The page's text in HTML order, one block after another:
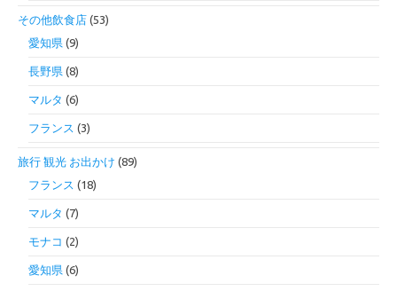
その他飲食店 (53)
愛知県 (9)
長野県 (8)
マルタ (6)
フランス (3)
旅行 観光 お出かけ (89)
フランス (18)
マルタ (7)
モナコ (2)
愛知県 (6)